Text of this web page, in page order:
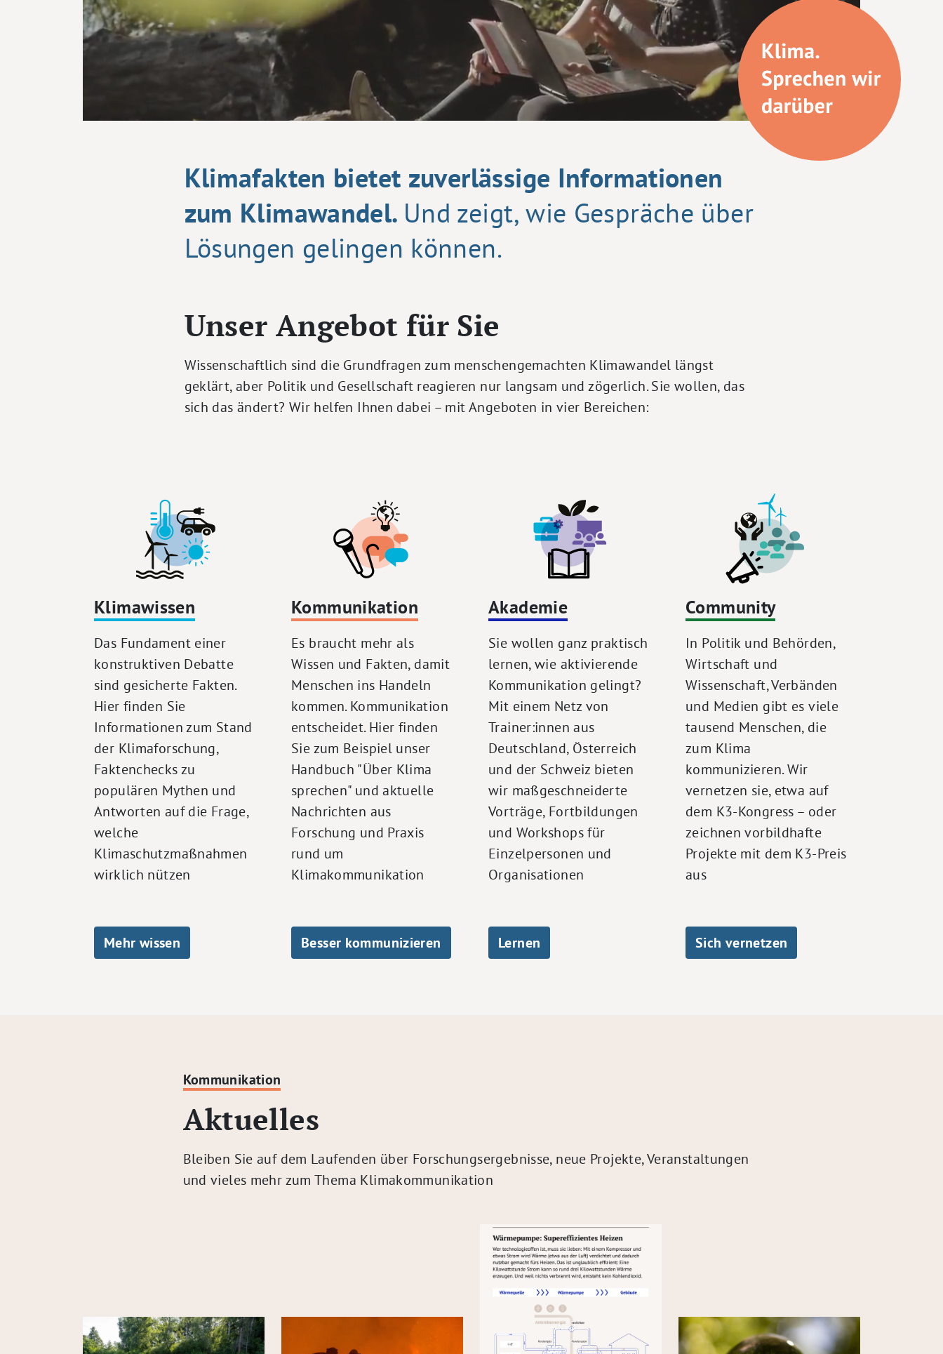
Klimafakten bietet zuverlässige Informationen
zum Klimawandel. Und zeigt, wie Gespräche über
Lösungen gelingen können.
Unser Angebot für Sie
Wissenschaftlich sind die Grundfragen zum menschengemachten Klimawandel längst
geklärt, aber Politik und Gesellschaft reagieren nur langsam und zögerlich. Sie wollen, das
sich das ändert? Wir helfen Ihnen dabei – mit Angeboten in vier Bereichen:
Klimawissen
Das Fundament einer
konstruktiven Debatte
sind gesicherte Fakten.
Hier finden Sie
Informationen zum Stand
der Klimaforschung,
Faktenchecks zu
populären Mythen und
Antworten auf die Frage,
welche
Klimaschutzmaßnahmen
wirklich nützen
Mehr wissen
Kommunikation
Es braucht mehr als
Wissen und Fakten, damit
Menschen ins Handeln
kommen. Kommunikation
entscheidet. Hier finden
Sie zum Beispiel unser
Handbuch "Über Klima
sprechen" und aktuelle
Nachrichten aus
Forschung und Praxis
rund um
Klimakommunikation
Besser kommunizieren
Akademie
Sie wollen ganz praktisch
lernen, wie aktivierende
Kommunikation gelingt?
Mit einem Netz von
Trainer:innen aus
Deutschland, Österreich
und der Schweiz bieten
wir maßgeschneiderte
Vorträge, Fortbildungen
und Workshops für
Einzelpersonen und
Organisationen
Lernen
Community
In Politik und Behörden,
Wirtschaft und
Wissenschaft, Verbänden
und Medien gibt es viele
tausend Menschen, die
zum Klima
kommunizieren. Wir
vernetzen sie, etwa auf
dem K3-Kongress – oder
zeichnen vorbildhafte
Projekte mit dem K3-Preis
aus
Sich vernetzen
Kommunikation
Aktuelles
Bleiben Sie auf dem Laufenden über Forschungsergebnisse, neue Projekte, Veranstaltungen
und vieles mehr zum Thema Klimakommunikation